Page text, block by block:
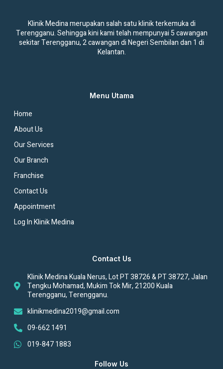
Klinik Medina merupakan salah satu klinik terkemuka di
Terengganu. Sehingga kini kami telah mempunyai 5 cawangan
sekitar Terengganu, 2 cawangan di Negeri Sembilan dan 1 di
Kelantan.
Menu Utama
Home
About Us
Our Services
Our Branch
Franchise
Contact Us
Appointment
Log In Klinik Medina
Contact Us
Klinik Medina Kuala Nerus, Lot PT 38726 & PT 38727, Jalan
Tengku Mohamad, Mukim Tok Mir, 21200 Kuala
Terengganu, Terengganu.
klinikmedina2019@gmail.com
09-662 1491
019-847 1883
Follow Us